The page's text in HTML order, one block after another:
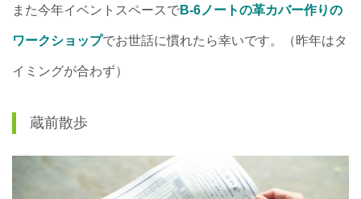
また今年イベントスペースでB-6 ノートの革カバー作りの
ワークショップでお世話に慣れたら幸いです。（昨年はタ
イミングが合わず）
蔵前散歩